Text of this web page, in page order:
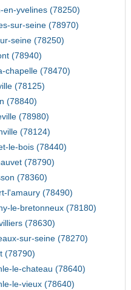
en-yvelines (78250)
sur-seine (78970)
seine (78250)
(78940)
chapelle (78470)
(78125)
(78840)
(78980)
(78124)
le-bois (78440)
(78790)
(78360)
l'amaury (78490)
le-bretonneux (78180)
(78630)
sur-seine (78270)
(78790)
le-chateau (78640)
le-vieux (78640)